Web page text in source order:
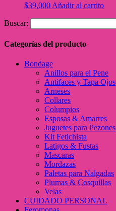
$39,000 Añadir al carrito
Buscar:
Categorías del producto
Bondage
Anillos para el Pene
Antifaces y Tapa Ojos
Arneses
Collares
Columpios
Esposas & Amarres
Juguetes para Pezones
Kit Fetichista
Latigos & Fustas
Mascaras
Mordazas
Paletas para Nalgadas
Plumas & Cosquillas
Velas
CUIDADO PERSONAL